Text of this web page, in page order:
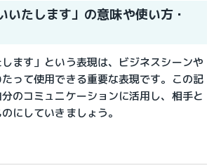
いたします」の意味や使い方・
します」という表現は、ビジネスシーンや
って使用できる重要な表現です。この記
のコミュニケーションに活用し、相手と
にしていきましょう。